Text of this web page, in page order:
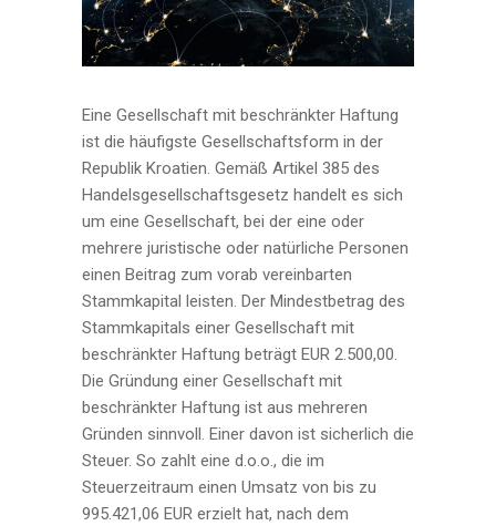
Eine Gesellschaft mit beschränkter Haftung
ist die häufigste Gesellschaftsform in der
Republik Kroatien. Gemäß Artikel 385 des
Handelsgesellschaftsgesetz handelt es sich
um eine Gesellschaft, bei der eine oder
mehrere juristische oder natürliche Personen
einen Beitrag zum vorab vereinbarten
Stammkapital leisten. Der Mindestbetrag des
Stammkapitals einer Gesellschaft mit
beschränkter Haftung beträgt EUR 2.500,00.
Die Gründung einer Gesellschaft mit
beschränkter Haftung ist aus mehreren
Gründen sinnvoll. Einer davon ist sicherlich die
Steuer. So zahlt eine d.o.o., die im
Steuerzeitraum einen Umsatz von bis zu
995.421,06 EUR erzielt hat, nach dem